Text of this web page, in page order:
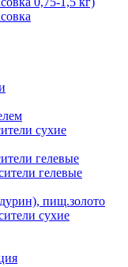
сухие
гелевые
гелевые
пищ.золото
сухие